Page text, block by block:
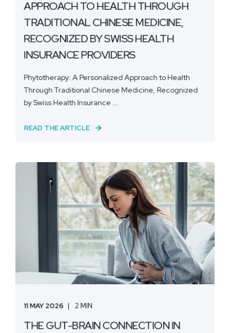
APPROACH TO HEALTH THROUGH
TRADITIONAL CHINESE MEDICINE,
RECOGNIZED BY SWISS HEALTH
INSURANCE PROVIDERS
Phytotherapy: A Personalized Approach to Health
Through Traditional Chinese Medicine, Recognized
by Swiss Health Insurance ...
READ THE ARTICLE
11 MAY 2026 2 MIN
THE GUT-BRAIN CONNECTION IN